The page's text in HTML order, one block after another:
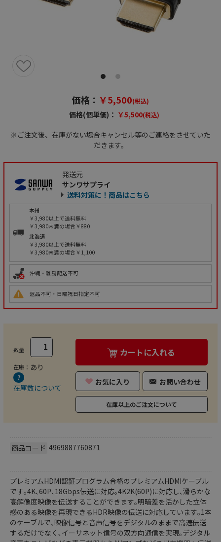
価格： ￥5,500(税込)
価格(個単価)： ￥5,500(税込)
※ご注文後、在庫がない場合キャンセル等のご連絡をさせていた
だきます。
発送元
サンワサプライ
送料対策に！商品はこちら
本州
￥3,980以上で送料無料
￥3,980未満の場合￥880
北海道
￥3,980以上で送料無料
￥3,980未満の場合￥1,100
沖縄・離島配送不可
返品不可・日曜祝日指定不可
数量
在庫： あり
在庫数について
カートに入れる
お気に入り お問い合わせ
在庫以上のご注文について
商品コード 4969887760871
プレミアムHDMI認証プログラム合格のプレミアムHDMIケーブル
です｡4K､60P､18Gbps伝送に対応｡4K2K(60P)に対応し､滑らかな
高解像度映像を伝送することができます｡明暗差を活かした立体
感のある映像を再現できるHDR映像の伝送に対応しています｡1本
のケーブルで､映像信号と音声信号をデジタルのままで高速伝送
するだけでなく､イーサネット信号の双方向通信を実現｡デジタル